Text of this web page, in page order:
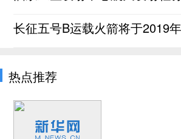
长征五号B运载火箭将于2019
热点推荐